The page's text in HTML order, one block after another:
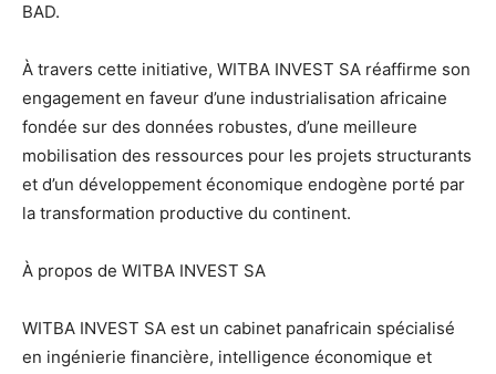
BAD.
À travers cette initiative, WITBA INVEST SA réaffirme son
engagement en faveur d’une industrialisation africaine
fondée sur des données robustes, d’une meilleure
mobilisation des ressources pour les projets structurants
et d’un développement économique endogène porté par
la transformation productive du continent.
À propos de WITBA INVEST SA
WITBA INVEST SA est un cabinet panafricain spécialisé
en ingénierie financière, intelligence économique et